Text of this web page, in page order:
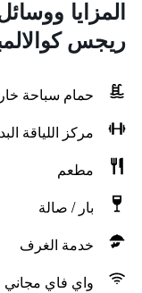
المزايا
ريجس
حمام سباحة
مركز اللياقة
مطعم
بار / صالة
خدمة الغرف
واي فاي مجاني